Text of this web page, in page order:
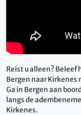
Reist u alleen?
Bergen naar Kirkenes
Ga in Bergen aan
langs de
Kirkenes.